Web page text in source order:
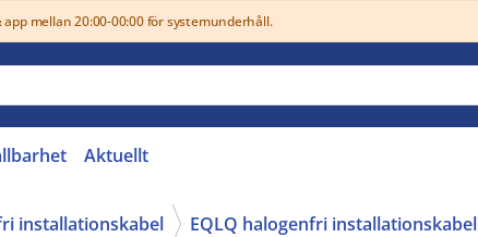
mellan 20:00-00:00 för systemunderhåll.
Aktuellt
installationskabel EQLQ halogenfri installationskabel